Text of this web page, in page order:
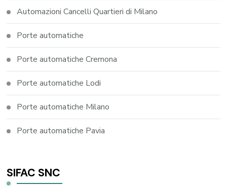
Automazioni Cancelli Quartieri di Milano
Porte automatiche
Porte automatiche Cremona
Porte automatiche Lodi
Porte automatiche Milano
Porte automatiche Pavia
SIFAC SNC